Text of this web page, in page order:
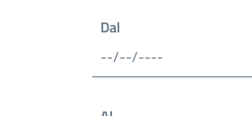
Dal